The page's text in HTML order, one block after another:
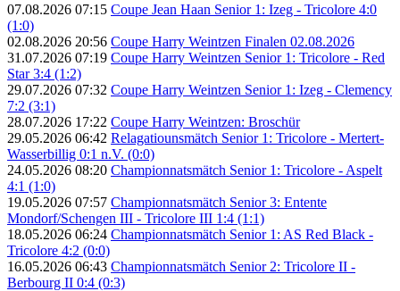
07.08.2026 07:15 Coupe Jean Haan Senior 1: Izeg - Tricolore 4:0
(1:0)
02.08.2026 20:56 Coupe Harry Weintzen Finalen 02.08.2026
31.07.2026 07:19 Coupe Harry Weintzen Senior 1: Tricolore - Red
Star 3:4 (1:2)
29.07.2026 07:32 Coupe Harry Weintzen Senior 1: Izeg - Clemency
7:2 (3:1)
28.07.2026 17:22 Coupe Harry Weintzen: Broschür
29.05.2026 06:42 Relagatiounsmätch Senior 1: Tricolore - Mertert-
Wasserbillig 0:1 n.V. (0:0)
24.05.2026 08:20 Championnatsmätch Senior 1: Tricolore - Aspelt
4:1 (1:0)
19.05.2026 07:57 Championnatsmätch Senior 3: Entente
Mondorf/Schengen III - Tricolore III 1:4 (1:1)
18.05.2026 06:24 Championnatsmätch Senior 1: AS Red Black -
Tricolore 4:2 (0:0)
16.05.2026 06:43 Championnatsmätch Senior 2: Tricolore II -
Berbourg II 0:4 (0:3)